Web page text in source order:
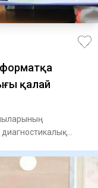
қалай